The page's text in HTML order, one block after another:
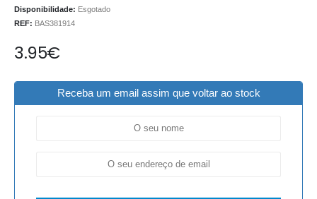
Disponibilidade: Esgotado
REF: BAS381914
3.95€
Receba um email assim que voltar ao stock